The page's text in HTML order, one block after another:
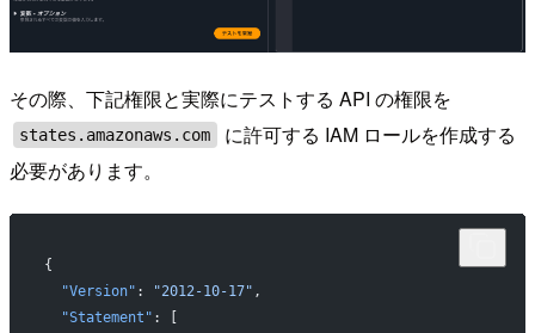
その際、下記権限と実際にテストする API の権限を
states.amazonaws.com
に許可する IAM ロールを作成する
必要があります。
{
  "Version"
: "2012-10-17" ,
  "Statement"
: [